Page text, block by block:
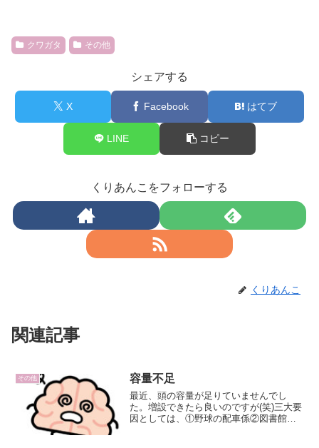
クワガタ その他
シェアする
X Facebook はてブ
LINE コピー
くりあんこをフォローする
くりあんこ
関連記事
その他 容量不足
最近、頭の容量が足りていませんでし
た。増設できたら良いのですが(笑)三大要
因としては、①野球の配車係②図書館の